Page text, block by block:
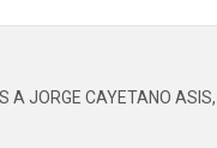
JORGE CAYETANO